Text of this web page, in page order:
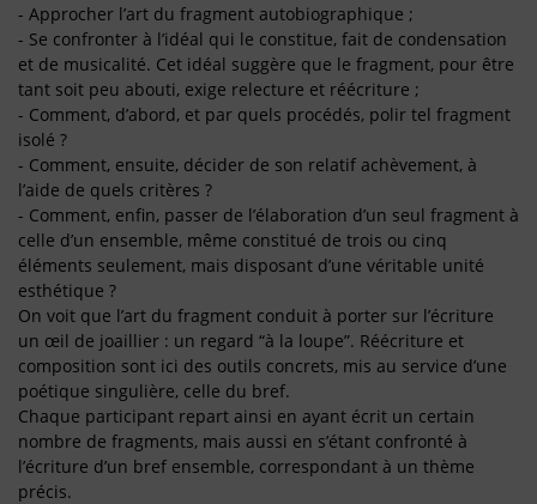
- Approcher l’art du fragment autobiographique ;
- Se confronter à l’idéal qui le constitue, fait de condensation
et de musicalité. Cet idéal suggère que le fragment, pour être
tant soit peu abouti, exige relecture et réécriture ;
- Comment, d’abord, et par quels procédés, polir tel fragment
isolé ?
- Comment, ensuite, décider de son relatif achèvement, à
l’aide de quels critères ?
- Comment, enfin, passer de l’élaboration d’un seul fragment à
celle d’un ensemble, même constitué de trois ou cinq
éléments seulement, mais disposant d’une véritable unité
esthétique ?
On voit que l’art du fragment conduit à porter sur l’écriture
un œil de joaillier : un regard “à la loupe”. Réécriture et
composition sont ici des outils concrets, mis au service d’une
poétique singulière, celle du bref.
Chaque participant repart ainsi en ayant écrit un certain
nombre de fragments, mais aussi en s’étant confronté à
l’écriture d’un bref ensemble, correspondant à un thème
précis.